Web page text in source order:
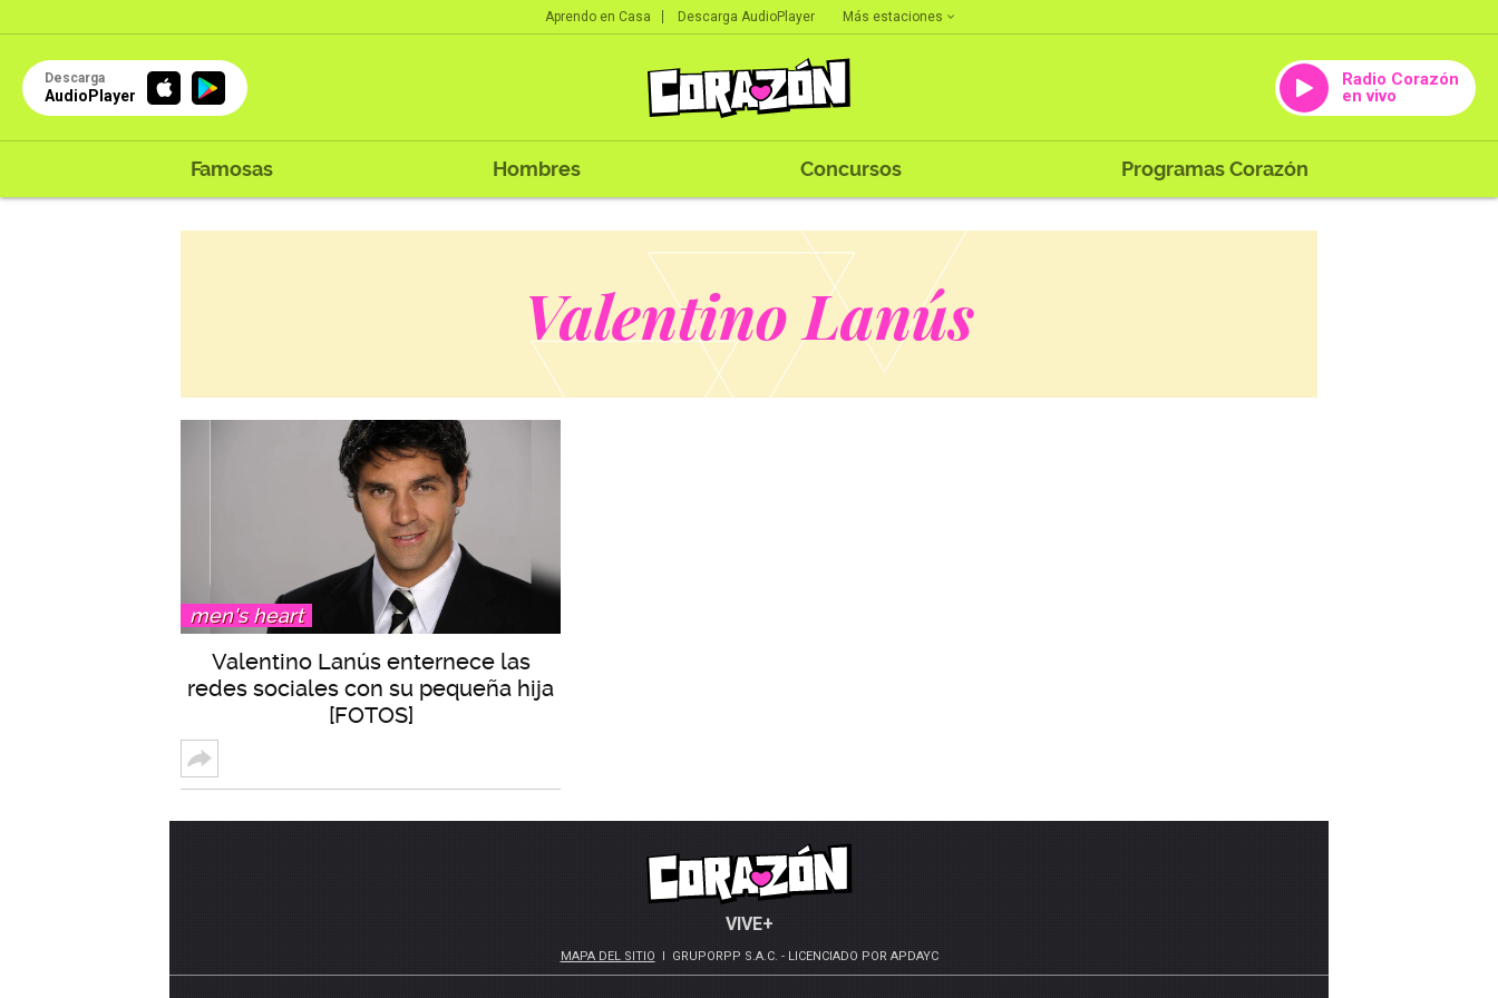
Aprendo en Casa Descarga AudioPlayer Más estaciones
Descarga
AudioPlayer
Radio Corazón
en vivo
Famosas Hombres Concursos Programas Corazón
Valentino Lanús
men's heart
Valentino Lanús enternece las
redes sociales con su pequeña hija
[FOTOS]
VIVE+
MAPA DEL SITIO GRUPORPP S.A.C. - LICENCIADO POR APDAYC